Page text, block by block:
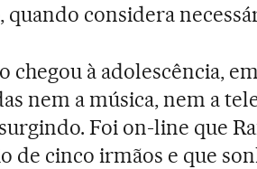
quando considera
chegou à adolescência,
nem a música, nem a
Foi on-line que
de cinco irmãos e que